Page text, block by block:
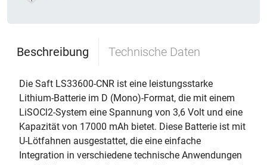
Beschreibung Technische Daten
Die Saft LS33600-CNR ist eine leistungsstarke
Lithium-Batterie im D (Mono)-Format, die mit einem
LiSOCl2-System eine Spannung von 3,6 Volt und eine
Kapazität von 17000 mAh bietet. Diese Batterie ist mit
U-Lötfahnen ausgestattet, die eine einfache
Integration in verschiedene technische Anwendungen